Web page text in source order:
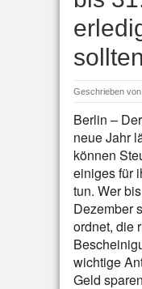
sollten
Geschrieben von
Berlin –
neue Jahr
können
einiges für
tun. Wer
Dezember
ordnet, die
wichtige
Geld